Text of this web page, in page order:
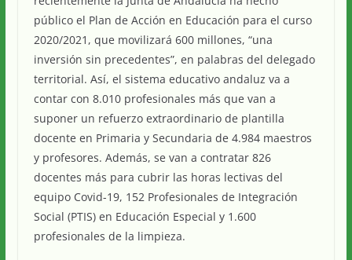
público el Plan de Acción en Educación para el curso
2020/2021, que movilizará 600 millones, “una
inversión sin precedentes”, en palabras del delegado
territorial. Así, el sistema educativo andaluz va a
contar con 8.010 profesionales más que van a
suponer un refuerzo extraordinario de plantilla
docente en Primaria y Secundaria de 4.984 maestros
y profesores. Además, se van a contratar 826
docentes más para cubrir las horas lectivas del
equipo Covid-19, 152 Profesionales de Integración
Social (PTIS) en Educación Especial y 1.600
profesionales de la limpieza.